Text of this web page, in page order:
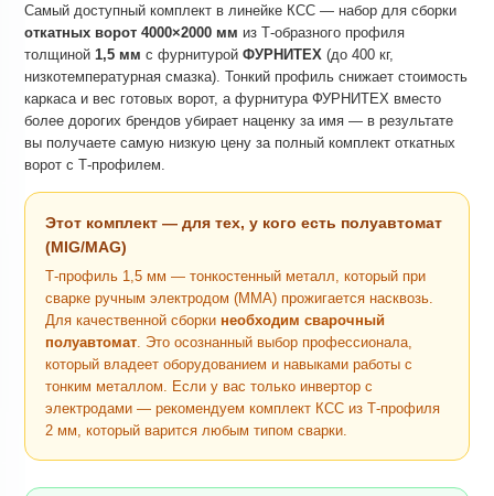
Самый доступный комплект в линейке КСС — набор для сборки
откатных ворот 4000×2000 мм из Т-образного профиля
толщиной 1,5 мм с фурнитурой ФУРНИТЕХ (до 400 кг,
низкотемпературная смазка). Тонкий профиль снижает стоимость
каркаса и вес готовых ворот, а фурнитура ФУРНИТЕХ вместо
более дорогих брендов убирает наценку за имя — в результате
вы получаете самую низкую цену за полный комплект откатных
ворот с Т-профилем.
Этот комплект — для тех, у кого есть полуавтомат
(MIG/MAG)
Т-профиль 1,5 мм — тонкостенный металл, который при
сварке ручным электродом (MMA) прожигается насквозь.
Для качественной сборки необходим сварочный
полуавтомат . Это осознанный выбор профессионала,
который владеет оборудованием и навыками работы с
тонким металлом. Если у вас только инвертор с
электродами — рекомендуем комплект КСС из Т-профиля
2 мм, который варится любым типом сварки.